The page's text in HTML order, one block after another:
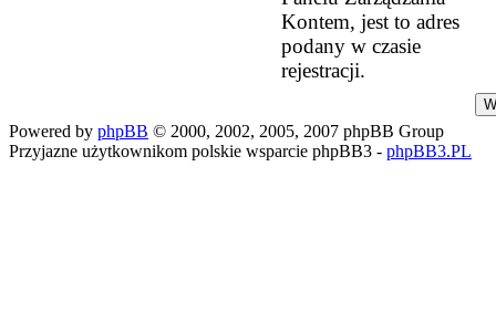
Kontem, jest to adres
podany w czasie
rejestracji.
Powered by phpBB © 2000, 2002, 2005, 2007 phpBB Group
Przyjazne użytkownikom polskie wsparcie phpBB3 - phpBB3.PL